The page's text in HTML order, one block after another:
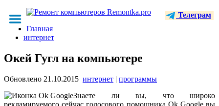
Телеграм
Главная
интернет
Окей Гугл на компьютере
Обновлено 21.10.2015 интернет | программы
Знаете ли вы, что широко
рекламируемого сейчас голосового помощника Ok Google вы